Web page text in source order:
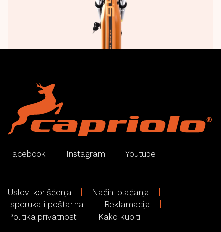
Facebook Instagram Youtube
Uslovi korišćenja
Načini plaćanja
Isporuka i poštarina
Reklamacija
Politika privatnosti
Kako kupiti